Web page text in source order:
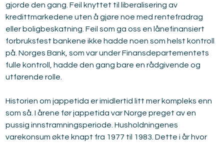
gjorde den gang. Feil knyttet til liberalisering av
kredittmarkedene uten å gjøre noe med rentefradrag
eller boligbeskatning. Feil som ga oss en lånefinansiert
forbruksfest bankene ikke hadde noen som helst kontroll
på. Norges Bank, som var under Finansdepartementets
fulle kontroll, hadde den gang bare en rådgivende og
utførende rolle.
Historien om jappetida er imidlertid litt mer kompleks enn
som så. I årene før jappetida var Norge preget av en
pussig innstramningsperiode. Husholdningenes
varekonsum økte knapt fra 1977 til 1983. Dette i år hvor